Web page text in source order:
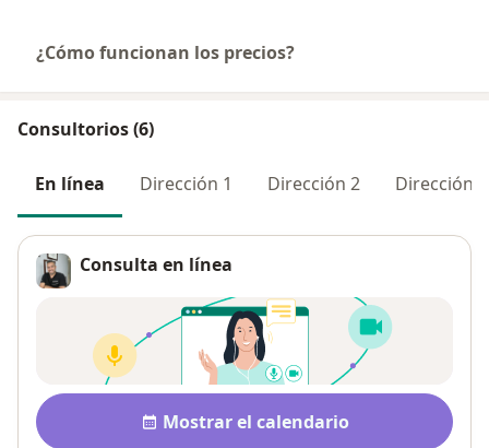
¿Cómo funcionan los precios?
Consultorios (6)
En línea Dirección 1 Dirección 2 Dirección 3
Consulta en línea
Disponibilidad
Mostrar el calendario